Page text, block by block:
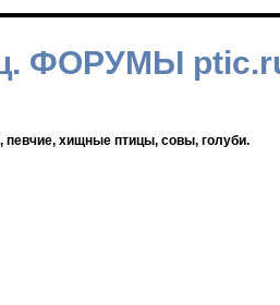
ФОРУМЫ
певчие, хищные птицы, совы, голуби.